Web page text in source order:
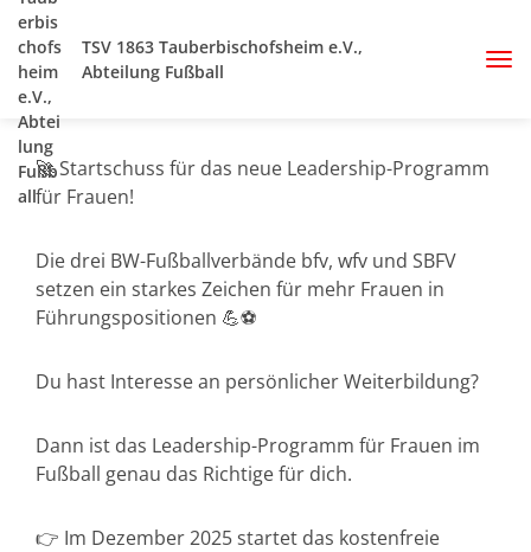
TSV 1863 Tauberbischofsheim e.V.,
Abteilung Fußball
🚀 Startschuss für das neue Leadership-Programm
für Frauen!
Die drei BW-Fußballverbände bfv, wfv und SBFV
setzen ein starkes Zeichen für mehr Frauen in
Führungspositionen 💪⚽
Du hast Interesse an persönlicher Weiterbildung?
Dann ist das Leadership-Programm für Frauen im
Fußball genau das Richtige für dich.
👉 Im Dezember 2025 startet das kostenfreie